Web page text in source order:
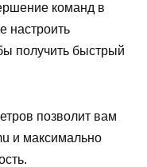
команд в
настроить
получить быстрый
позволит вам
и максимально